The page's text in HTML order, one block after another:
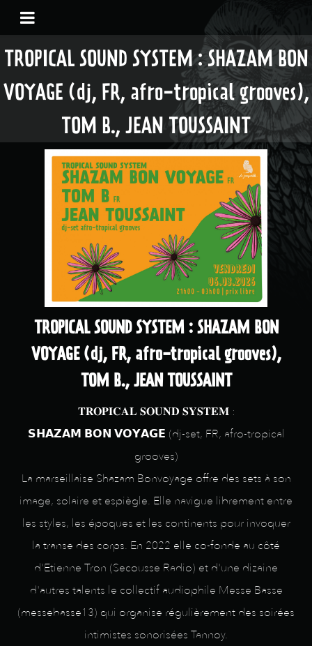
TROPICAL SOUND SYSTEM : SHAZAM BON
VOYAGE (dj, FR, afro-tropical grooves),
TOM B., JEAN TOUSSAINT
TROPICAL SOUND SYSTEM : SHAZAM BON
VOYAGE (dj, FR, afro-tropical grooves),
TOM B., JEAN TOUSSAINT
𝐓𝐑𝐎𝐏𝐈𝐂𝐀𝐋 𝐒𝐎𝐔𝐍𝐃 𝐒𝐘𝐒𝐓𝐄𝐌 :
𝗦𝗛𝗔𝗭𝗔𝗠 𝗕𝗢𝗡 𝗩𝗢𝗬𝗔𝗚𝗘 (dj-set, FR, afro-tropical
grooves)
La marseillaise Shazam Bonvoyage offre des sets à son
image, solaire et espiègle. Elle navigue librement entre
les styles, les époques et les continents pour invoquer
la transe des corps. En 2022 elle co-fonde au côté
d'Etienne Tron (Secousse Radio) et d'une dizaine
d'autres talents le collectif audiophile Messe Basse
(messebasse13) qui organise régulièrement des soirées
intimistes sonorisées Tannoy.